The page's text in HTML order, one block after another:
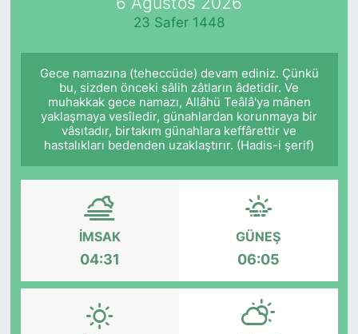
23 Safer 1448
Gece namazına (teheccüde) devam ediniz. Çünkü
bu, sizden önceki sâlih zâtların âdetidir. Ve
muhakkak gece namazı, Allâhü Teâlâ'ya mânen
yaklaşmaya vesîledir, günahlardan korunmaya bir
vâsıtadır, birtakım günahlara keffârettir ve
hastalıkları bedenden uzaklaştırır. (Hadis-i şerif)
İMSAK
04:31
GÜNEŞ
06:05